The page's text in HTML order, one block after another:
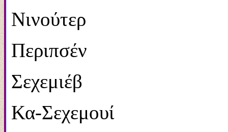
Νινούτερ
Περιπσέν
Σεχεμιέβ
Κα-Σεχεμουί